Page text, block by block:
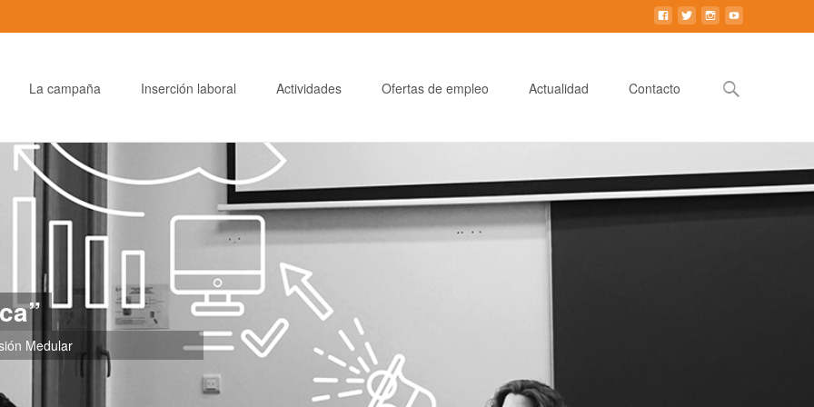
La campaña Inserción laboral Actividades Ofertas de empleo Actualidad Contacto
Buscar:
Medular